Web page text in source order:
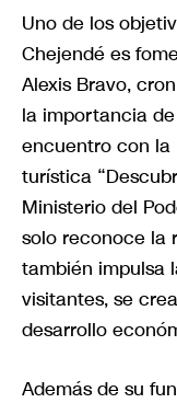
Uno de los
Chejendé es
Alexis Bravo,
la importancia
encuentro con la
turística
Ministerio del
solo reconoce la
también impulsa
visitantes, se
desarrollo
Además de su